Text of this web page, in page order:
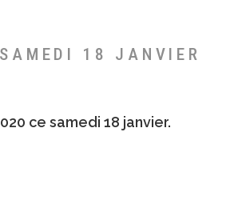
18 JANVIER
ce samedi 18 janvier.